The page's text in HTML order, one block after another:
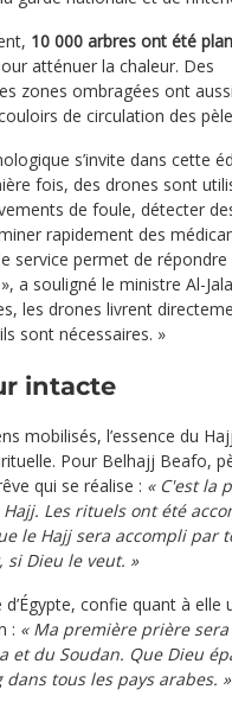
10 000 arbres ont été
atténuer la chaleur. Des
zones ombragées ont
de circulation des
s’invite dans cette
fois, des drones sont
de foule, détecter
rapidement des
service permet de
a souligné le ministre Al-
les drones livrent
sont nécessaires. »
intacte
mobilisés, l’essence du
Pour Belhajj Beafo,
qui se réalise : « C'est la
Les rituels ont été
le Hajj sera accompli par
Dieu le veut. »
d’Égypte, confie quant à elle
: « Ma première prière
et du Soudan. Que Dieu
dans tous les pays arabes. »